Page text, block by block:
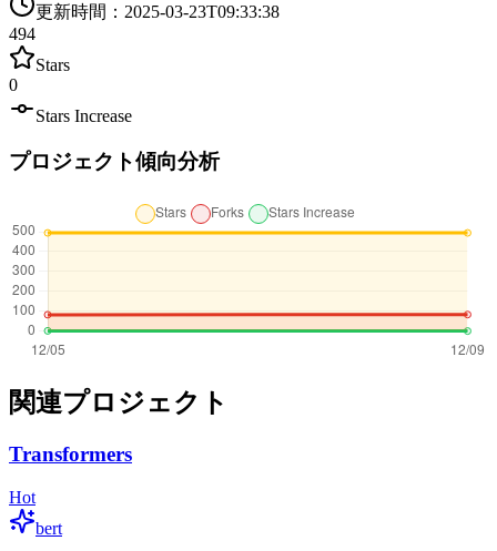
更新時間 ： 2025-03-23T09:33:38
494
Stars
0
Stars Increase
プロジェクト傾向分析
関連プロジェクト
Transformers
Hot
bert